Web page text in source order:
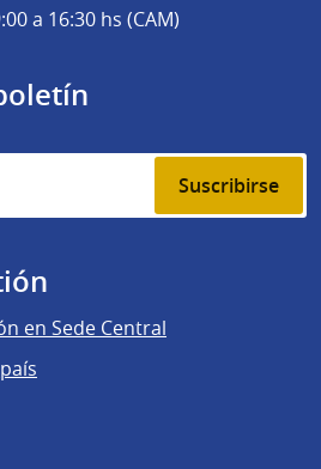
a 16:30 hs (CAM)
Suscribirse
en Sede Central